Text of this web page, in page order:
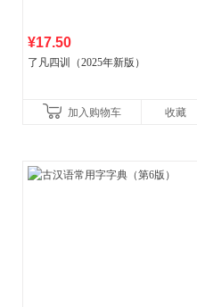
¥17.50
了凡四训（2025年新版）
加入购物车 收藏